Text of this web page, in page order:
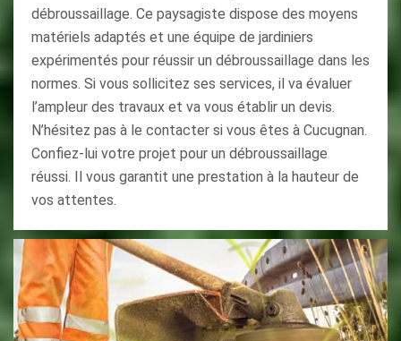
débroussaillage. Ce paysagiste dispose des moyens
matériels adaptés et une équipe de jardiniers
expérimentés pour réussir un débroussaillage dans les
normes. Si vous sollicitez ses services, il va évaluer
l’ampleur des travaux et va vous établir un devis.
N’hésitez pas à le contacter si vous êtes à Cucugnan.
Confiez-lui votre projet pour un débroussaillage
réussi. Il vous garantit une prestation à la hauteur de
vos attentes.